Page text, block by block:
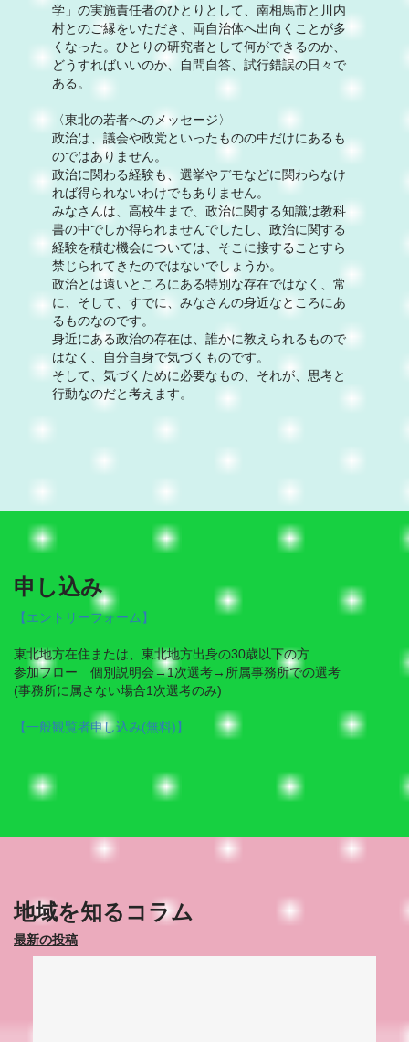
学」の実施責任者のひとりとして、南相馬市と川内
村とのご縁をいただき、両自治体へ出向くことが多
くなった。ひとりの研究者として何ができるのか、
どうすればいいのか、自問自答、試行錯誤の日々で
ある。
〈東北の若者へのメッセージ〉
政治は、議会や政党といったものの中だけにあるも
のではありません。
政治に関わる経験も、選挙やデモなどに関わらなけ
れば得られないわけでもありません。
みなさんは、高校生まで、政治に関する知識は教科
書の中でしか得られませんでしたし、政治に関する
経験を積む機会については、そこに接することすら
禁じられてきたのではないでしょうか。
政治とは遠いところにある特別な存在ではなく、常
に、そして、すでに、みなさんの身近なところにあ
るものなのです。
身近にある政治の存在は、誰かに教えられるもので
はなく、自分自身で気づくものです。
そして、気づくために必要なもの、それが、思考と
行動なのだと考えます。
申し込み
【エントリーフォーム】
東北地方在住または、東北地方出身の30歳以下の方
参加フロー 個別説明会→1次選考→所属事務所での選考
(事務所に属さない場合1次選考のみ)
【一般観覧者申し込み(無料)】
地域を知るコラム
最新の投稿